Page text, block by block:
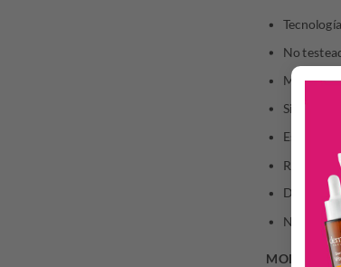
No
Mineral
Sin
Estimula
Refuerza,
No
MODO DE